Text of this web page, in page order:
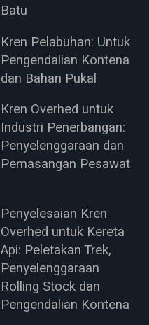
Batu
Kren Pelabuhan: Untuk
Pengendalian Kontena
dan Bahan Pukal
Kren Overhed untuk
Industri Penerbangan:
Penyelenggaraan dan
Pemasangan Pesawat
Penyelesaian Kren
Overhed untuk Kereta
Api: Peletakan Trek,
Penyelenggaraan
Rolling Stock dan
Pengendalian Kontena